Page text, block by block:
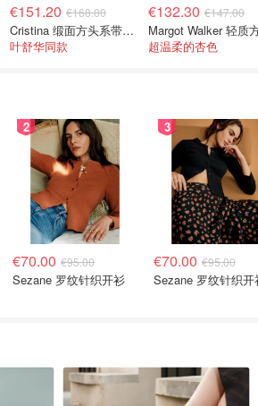
€151.20 €168.00
Cristina 缎面方头系带运动鞋
叶舒华同款
€132.30 €147.00
超温柔的杏色
2
€70.00 €95.00
Sezane 罗纹针织开衫
3
€70.00 €95.00
Sezane 罗纹针织开